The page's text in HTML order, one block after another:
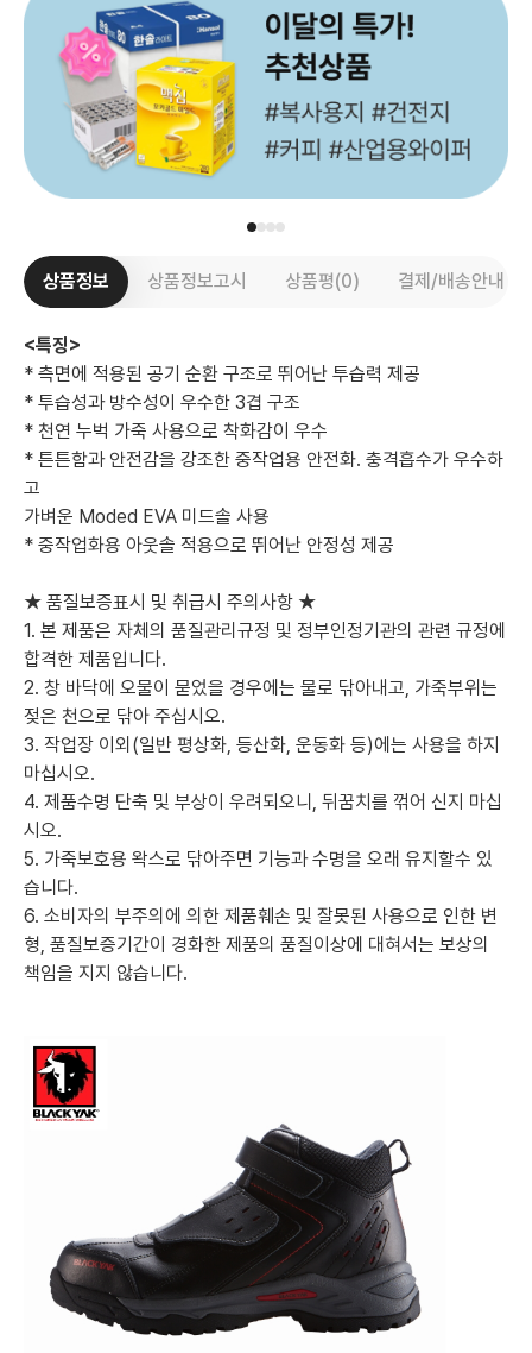
상품정보 상품정보고시 상품평(0) 결제/배송안내
<특징>
* 측면에 적용된 공기 순환 구조로 뛰어난 투습력 제공
* 투습성과 방수성이 우수한 3겹 구조
* 천연 누벅 가죽 사용으로 착화감이 우수
* 튼튼함과 안전감을 강조한 중작업용 안전화. 충격흡수가 우수하
고
가벼운 Moded EVA 미드솔 사용
* 중작업화용 아웃솔 적용으로 뛰어난 안정성 제공
★ 품질보증표시 및 취급시 주의사항 ★
1. 본 제품은 자체의 품질관리규정 및 정부인정기관의 관련 규정에
합격한 제품입니다.
2. 창 바닥에 오물이 묻었을 경우에는 물로 닦아내고, 가죽부위는
젖은 천으로 닦아 주십시오.
3. 작업장 이외(일반 평상화, 등산화, 운동화 등)에는 사용을 하지
마십시오.
4. 제품수명 단축 및 부상이 우려되오니, 뒤꿈치를 꺾어 신지 마십
시오.
5. 가죽보호용 왁스로 닦아주면 기능과 수명을 오래 유지할수 있
습니다.
6. 소비자의 부주의에 의한 제품훼손 및 잘못된 사용으로 인한 변
형, 품질보증기간이 경화한 제품의 품질이상에 대혀서는 보상의